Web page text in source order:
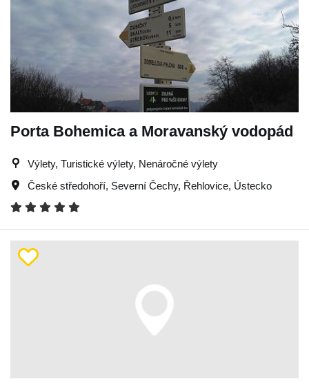
Porta Bohemica a Moravanský vodopád
Výlety, Turistické výlety, Nenáročné výlety
České středohoří, Severní Čechy, Řehlovice, Ústecko